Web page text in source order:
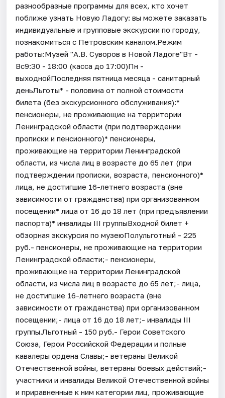
разнообразные программы для всех, кто хочет
поближе узнать Новую Ладогу: вы можете заказать
индивидуальные и групповые экскурсии по городу,
познакомиться с Петровским каналом.Режим
работы:Музей "А.В. Суворов в Новой Ладоге"Вт -
Вс9:30 - 18:00 (касса до 17:00)Пн -
выходнойПоследняя пятница месяца - санитарный
деньЛьготы* - половина от полной стоимости
билета (без экскурсионного обслуживания):*
пенсионеры, не проживающие на территории
Ленинградской области (при подтверждении
прописки и пенсионного)* пенсионеры,
проживающие на территории Ленинградской
области, из числа лиц в возрасте до 65 лет (при
подтверждении прописки, возраста, пенсионного)*
лица, не достигшие 16-летнего возраста (вне
зависимости от гражданства) при организованном
посещении* лица от 16 до 18 лет (при предъявлении
паспорта)* инвалиды III группыВходной билет +
обзорная экскурсия по музеюПолульготный - 225
руб.- пенсионеры, не проживающие на территории
Ленинградской области;- пенсионеры,
проживающие на территории Ленинградской
области, из числа лиц в возрасте до 65 лет;- лица,
не достигшие 16-летнего возраста (вне
зависимости от гражданства) при организованном
посещении;- лица от 16 до 18 лет;- инвалиды III
группы.Льготный - 150 руб.- Герои Советского
Союза, Герои Российской Федерации и полные
кавалеры ордена Славы;- ветераны Великой
Отечественной войны, ветераны боевых действий;-
участники и инвалиды Великой Отечественной войны
и приравненные к ним категории лиц, проживающие